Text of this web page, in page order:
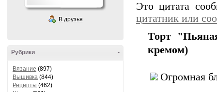
В друзья
-
Рубрики
Вязание (897)
Вышивка (844)
Рецепты (462)
Это цитата
цитатник или
Торт
кремом)
Огромная